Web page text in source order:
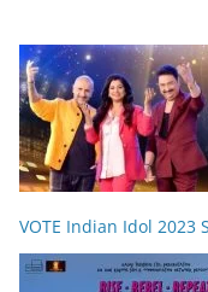
VOTE Indian Idol 2023